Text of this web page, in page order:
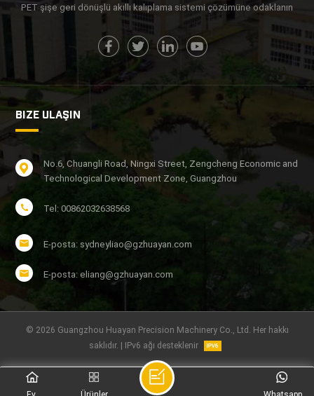
PET şişe geri dönüşlü akıllı kalıplama sistemi çözümüne odaklanın
BIZE ULAŞIN
No.6, Chuangli Road, Ningxi Street, Zengcheng Economic and
Technological Development Zone, Guangzhou
Tel: 00862032638568
E-posta: sydneyliao@gzhuayan.com
E-posta: eliang@gzhuayan.com
© 2026 Guangzhou Huayan Precision Machinery Co., Ltd. Her hakkı
saklıdır. | IPv6 ağı desteklenir